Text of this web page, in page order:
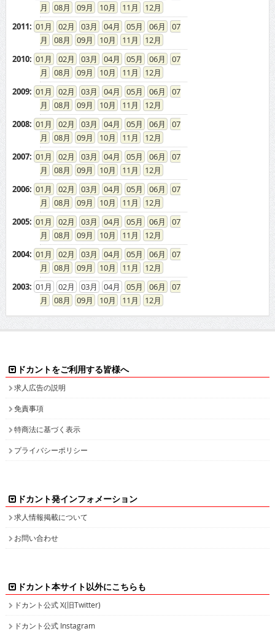
08
09 10 11
12
2011: 01 02 03 04 05 06
07
08
09 10 11
12
2010: 01 02 03 04 05 06
07
08
09 10 11
12
2009: 01 02 03 04 05 06
07
08
09 10 11
12
2008: 01 02 03 04 05 06
07
08
09 10 11
12
2007: 01 02 03 04 05 06
07
08
09 10 11
12
2006: 01 02 03 04 05 06
07
08
09 10 11
12
2005: 01 02 03 04 05 06
07
08
09 10 11
12
2004: 01 02 03 04 05 06
07
08
09 10 11
12
2003: 01 02 03 04 05 06
07
08
09 10 11 12
ドカントをご利用する皆様へ
求人広告の説明
免責事項
特商法に基づく表示
プライバシーポリシー
ドカント発インフォメーション
求人情報掲載について
お問い合わせ
ドカント本サイト以外にこちらも
ドカント公式 X(旧Twitter)
ドカント公式 Instagram